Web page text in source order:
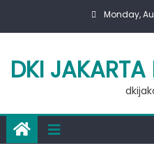
Monday,
DKI JAKARTA